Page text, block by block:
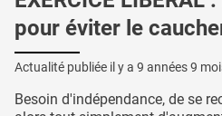
pour éviter le
Actualité publiée il y a 9 années 9
Besoin d'indépendance, de se